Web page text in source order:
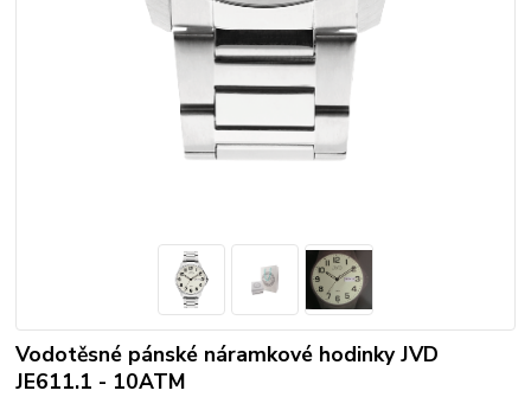
Vodotěsné pánské náramkové hodinky JVD
JE611.1 - 10ATM